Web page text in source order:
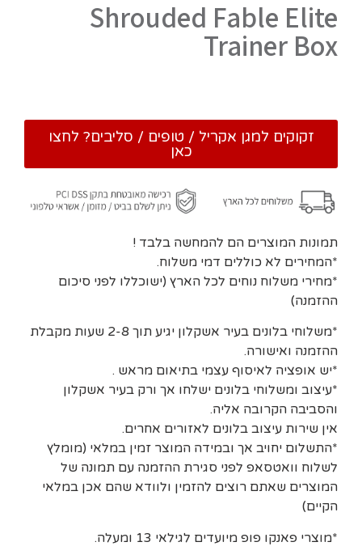
Shrouded Fable Elite
Trainer Box
זקוקים למגן אקריל / טופים / סליבים? לחצו
כאן
תמונות המוצרים הם להמחשה בלבד !
*המחירים לא כוללים דמי משלוח.
*מחירי משלוח נוחים לכל הארץ (ישוכללו לפני סיכום
ההזמנה)
*משלוחי בלונים בעיר אשקלון יגיע תוך 2-8 שעות מקבלת
ההזמנה ואישורה.
*יש אופציה לאיסוף עצמי בתיאום מראש .
*עיצוב ומשלוחי בלונים ישלחו אך ורק בעיר אשקלון
והסביבה הקרובה אליה.
אין שירות עיצוב בלונים לאזורים אחרים.
*התשלום יחויב אך ובמידה המוצר זמין במלאי (מומלץ
לשלוח וואטסאפ לפני סגירת ההזמנה עם תמונה של
המוצרים שאתם רוצים להזמין ולוודא שהם אכן במלאי
הקיים)
*מוצרי פאנקו פופ מיועדים לגילאי 13 ומעלה.